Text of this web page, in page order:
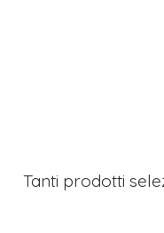
Tanti prodotti